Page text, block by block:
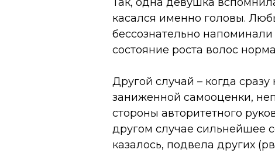
касался именно головы.
бессознательно
состояние роста волос
Другой случай – когда
заниженной самооценки,
стороны авторитетного
другом случае сильнейшее
казалось, подвела других